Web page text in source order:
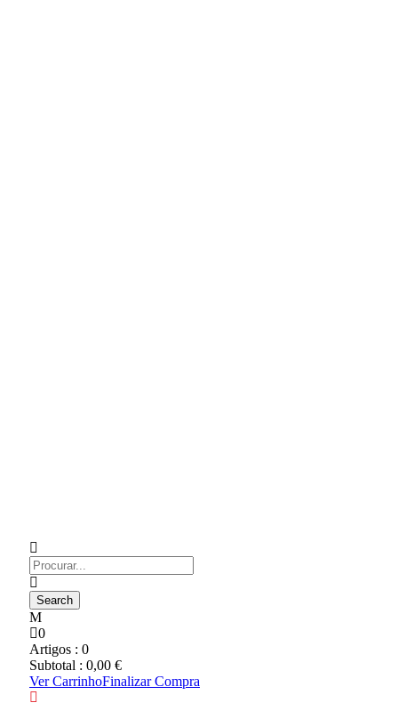
0
Artigos : 0
Subtotal : 0,00 €
Ver CarrinhoFinalizar Compra